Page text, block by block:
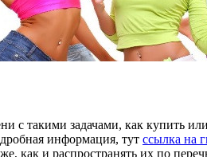
такими задачами, как купить
информация, тут ссылка на
как и распространять их по